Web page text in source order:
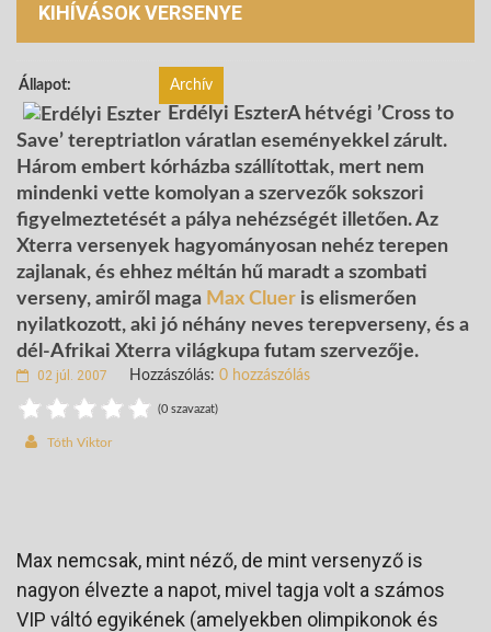
KIHÍVÁSOK VERSENYE
Állapot: Archív
Erdélyi EszterA hétvégi ’Cross to
Save’ tereptriatlon váratlan eseményekkel zárult.
Három embert kórházba szállítottak, mert nem
mindenki vette komolyan a szervezők sokszori
figyelmeztetését a pálya nehézségét illetően. Az
Xterra versenyek hagyományosan nehéz terepen
zajlanak, és ehhez méltán hű maradt a szombati
verseny, amiről maga Max Cluer is elismerően
nyilatkozott, aki jó néhány neves terepverseny, és a
dél-Afrikai Xterra világkupa futam szervezője.
02 júl. 2007 Hozzászólás: 0 hozzászólás
(0 szavazat)
Tóth Viktor
Max nemcsak, mint néző, de mint versenyző is
nagyon élvezte a napot, mivel tagja volt a számos
VIP váltó egyikének (amelyekben olimpikonok és